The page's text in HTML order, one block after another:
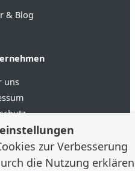
& Blog
uns
★★★★★
★★★★★ (20)
zur Verbesserung
die Nutzung erklären